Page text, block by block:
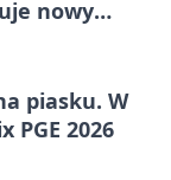
nowy
piasku. W
PGE 2026